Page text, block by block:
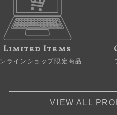
Limited Items
ラインショップ限定商品
VIEW ALL